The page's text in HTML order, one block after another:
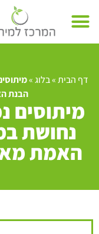
דף הבית»בלוג»
הבנת
מיתוסים
נחושת
האמת